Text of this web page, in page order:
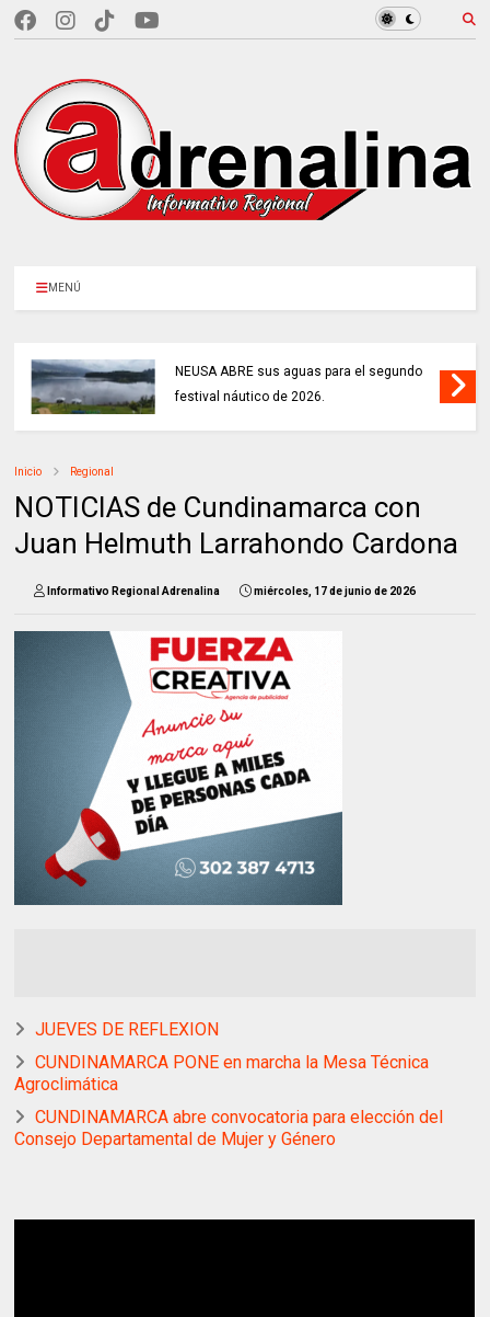
MENÚ
NEUSA ABRE sus aguas para el segundo
festival náutico de 2026.
Inicio Regional
NOTICIAS de Cundinamarca con
Juan Helmuth Larrahondo Cardona
Informativo Regional Adrenalina miércoles, 17 de junio de 2026
JUEVES DE REFLEXION
CUNDINAMARCA PONE en marcha la Mesa Técnica
Agroclimática
CUNDINAMARCA abre convocatoria para elección del
Consejo Departamental de Mujer y Género